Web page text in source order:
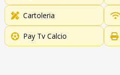
Cartoleria
Pay Tv Calcio